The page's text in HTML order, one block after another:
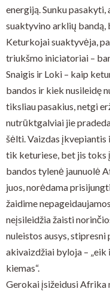
energiją. Sunku
suaktyvino arklių bandą,
Keturkojai suaktyvėja,
triukšmo iniciatoriai –
Snaigis ir Loki – kaip
bandos ir kiek nusileidę
tiksliau pasakius, netgi
nutrūktgalviai jie
šėlti. Vaizdas įkvepiantis
tik keturiese, bet jis toks
bandos tylenė jaunuolė
juos, norėdama
žaidime
neįsileidžia žaisti
nuleistos ausys,
akivaizdžiai byloja – „eik
kiemas“.
Gerokai įsižeidusi Afrika